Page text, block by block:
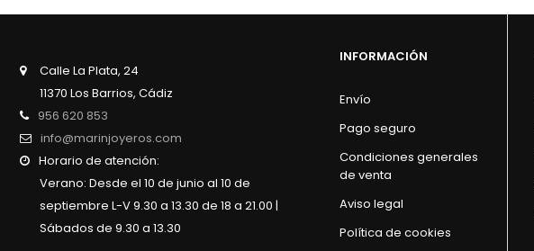
Calle La Plata, 24
11370 Los Barrios, Cádiz
956 620 853
info@marinjoyeros.com
Horario de atención:
Verano: Desde el 10 de junio al 10 de
septiembre L-V 9.30 a 13.30 de 18 a 21.00 |
Sábados de 9.30 a 13.30
INFORMACIÓN
Envío
Pago seguro
Condiciones generales
de venta
Aviso legal
Política de cookies